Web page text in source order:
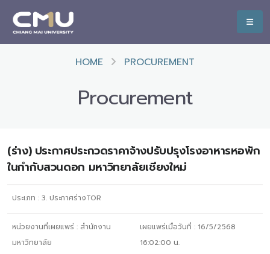
HOME PROCUREMENT
Procurement
(ร่าง) ประกาศประกวดราคาจ้างปรับปรุงโรงอาหารหอพัก
ในกำกับสวนดอก มหาวิทยาลัยเชียงใหม่
ประเภท : 3. ประกาศร่างTOR
หน่วยงานที่เผยแพร่ : สำนักงาน
มหาวิทยาลัย
เผยแพร่เมื่อวันที่ : 16/5/2568
16:02:00 น.